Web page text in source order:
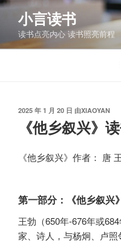
跳
容
小言读书
读书点亮内心 读书照亮前程
发
2025 年 1 月 20 日 由XIAOYAN
《他乡叙兴》
《他乡叙兴》作者： 唐
第一部分：《他乡叙兴
王勃（650年-676年或
家、诗人，与杨炯、卢照